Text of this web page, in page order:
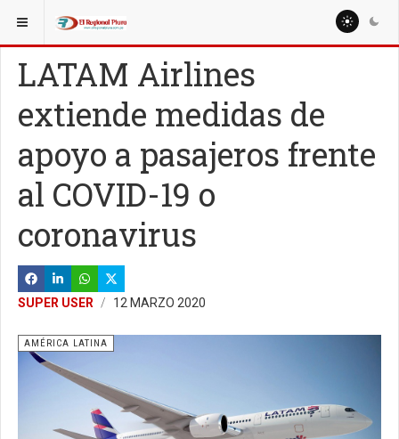
ESTÁ AQUÍ: MUNDO
LATAM Airlines
extiende medidas de
apoyo a pasajeros frente
al COVID-19 o
coronavirus
SUPER USER 12 MARZO 2020
AMÉRICA LATINA